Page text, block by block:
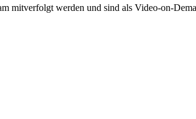
mitverfolgt werden und sind als Video-on-